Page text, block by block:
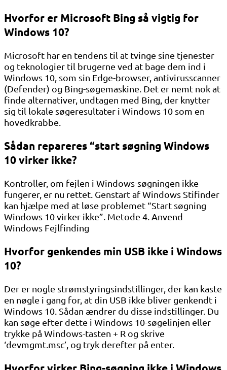
Hvorfor er Microsoft Bing så vigtig for
Windows 10?
Microsoft har en tendens til at tvinge sine tjenester
og teknologier til brugerne ved at bage dem ind i
Windows 10, som sin Edge-browser, antivirusscanner
(Defender) og Bing-søgemaskine. Det er nemt nok at
finde alternativer, undtagen med Bing, der knytter
sig til lokale søgeresultater i Windows 10 som en
hovedkrabbe.
Sådan repareres “start søgning Windows
10 virker ikke?
Kontroller, om fejlen i Windows-søgningen ikke
fungerer, er nu rettet. Genstart af Windows Stifinder
kan hjælpe med at løse problemet “Start søgning
Windows 10 virker ikke”. Metode 4. Anvend
Windows Fejlfinding
Hvorfor genkendes min USB ikke i Windows
10?
Der er nogle strømstyringsindstillinger, der kan kaste
en nøgle i gang for, at din USB ikke bliver genkendt i
Windows 10. Sådan ændrer du disse indstillinger. Du
kan søge efter dette i Windows 10-søgelinjen eller
trykke på Windows-tasten + R og skrive
‘devmgmt.msc’, og tryk derefter på enter.